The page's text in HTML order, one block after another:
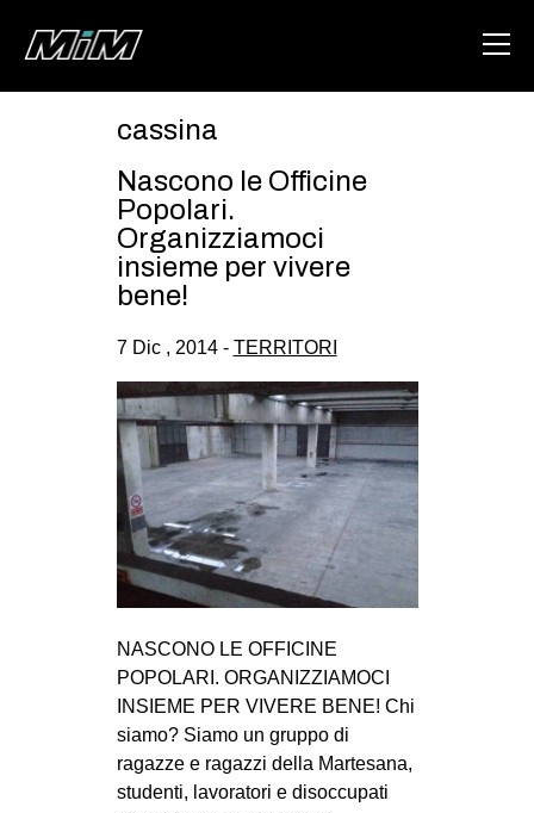
AREA
GAZA FREESTYLE
CSOA LAMBRETTA
MSM
STUDENTI TSUNAMI
ZAM
MILANO
MOBILITAZIONI
SPORT POPOLARE
MOVIMENTI
AMBIENTE
ANTIFASCISMO
cassina
Nascono le Officine
Popolari.
Organizziamoci
insieme per vivere
bene!
7 Dic , 2014 - TERRITORI
NASCONO LE OFFICINE
POPOLARI. ORGANIZZIAMOCI
INSIEME PER VIVERE BENE! Chi
siamo? Siamo un gruppo di
ragazze e ragazzi della Martesana,
studenti, lavoratori e disoccupati